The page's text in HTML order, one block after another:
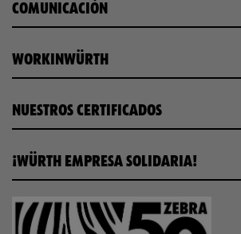
COMUNICACIÓN
WORKINWÜRTH
NUESTROS CERTIFICADOS
¡WÜRTH EMPRESA SOLIDARIA!